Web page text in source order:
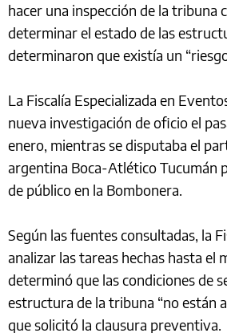
hacer una inspección de la tribuna
determinar el estado de las
determinaron que existía un
La Fiscalía Especializada en
nueva investigación de oficio el
enero, mientras se disputaba el
argentina Boca-Atlético Tucumán
de público en la Bombonera.
Según las fuentes consultadas, la
analizar las tareas hechas hasta el
determinó que las condiciones de
estructura de la tribuna “no están
que solicitó la clausura preventiva.